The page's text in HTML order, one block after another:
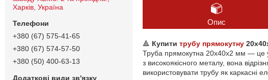
Опис
🔺 Купити трубу прямокутну
Труба прямокутна 20х40х2 мм — це
з високоякісного металу, вона
використовувати трубу як каркасні
Харків, Україна
+380 (67) 575-41-65
+380 (67) 574-57-50
+380 (50) 400-63-13